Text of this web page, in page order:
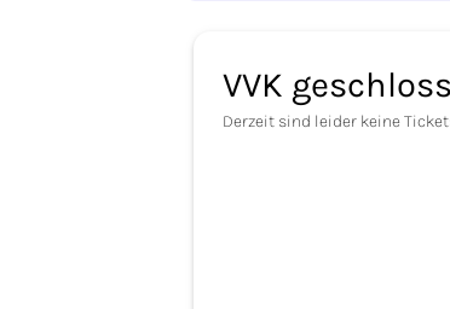
VVK
Derzeit sind leider keine